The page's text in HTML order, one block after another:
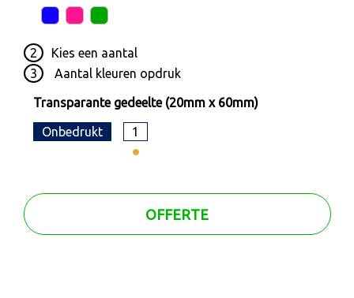
2 Kies een aantal
3
Aantal kleuren opdruk
Transparante gedeelte (20mm x 60mm)
Onbedrukt 1
OFFERTE